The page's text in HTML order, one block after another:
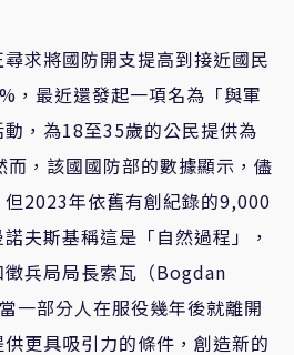
求將國防開支提高到接近國民
，最近還發起一項名為「與軍
，為18至35歲的公民提供為
，該國國防部的數據顯示，儘
2023年依舊有創紀錄的9,000
夫斯基稱這是「自然過程」，
兵局局長索瓦（Bogdan
一部分人在服役幾年後就離開
更具吸引力的條件，創造新的